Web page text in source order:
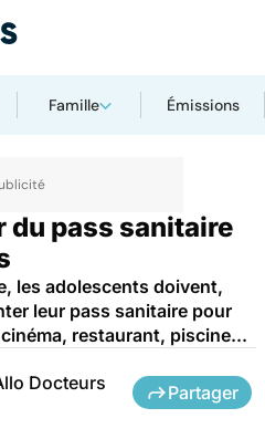
Famille Émissions
du pass sanitaire
les adolescents doivent,
leur pass sanitaire pour
restaurant, piscine...
Docteurs Partager